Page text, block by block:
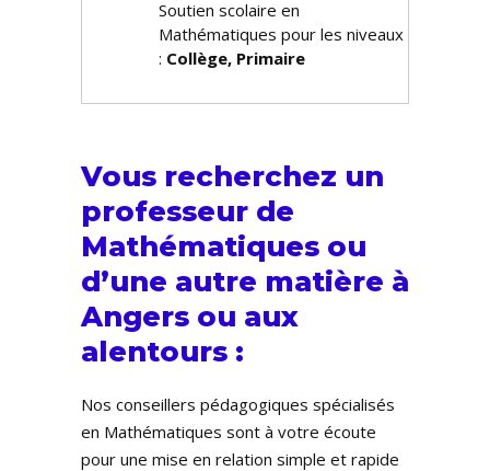
Soutien scolaire en
Mathématiques pour les niveaux
: Collège, Primaire
Vous recherchez un
professeur de
Mathématiques ou
d’une autre matière à
Angers ou aux
alentours :
Nos conseillers pédagogiques spécialisés
en Mathématiques sont à votre écoute
pour une mise en relation simple et rapide